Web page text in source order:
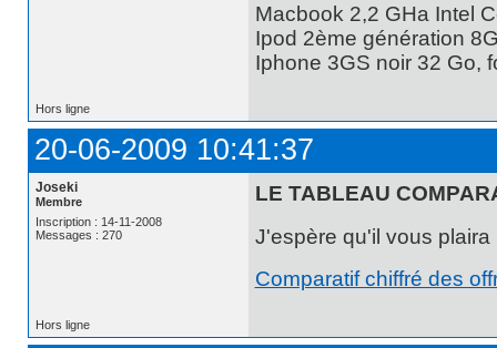
Macbook 2,2 GHa Intel
Ipod 2ème génération
Iphone 3GS noir 32 Go,
Hors ligne
20-06-2009 10:41:37
Joseki
Membre
Inscription : 14-11-2008
Messages : 270
LE TABLEAU
J'espère qu'il vous
Comparatif chiffré des
Hors ligne